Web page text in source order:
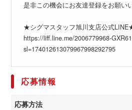
是非この機会にお友達登録をお願い
★シグマスタッフ旭川支店公式
https://liff.line.me/2006779968-
sl=174012613079967998292795
応募情報
応募方法